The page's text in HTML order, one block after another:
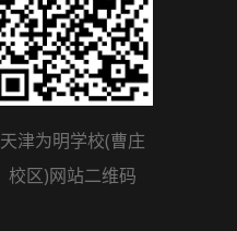
天津为明学校(曹庄
校区)网站二维码